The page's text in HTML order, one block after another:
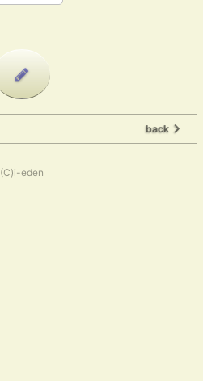
back
(C)i-eden